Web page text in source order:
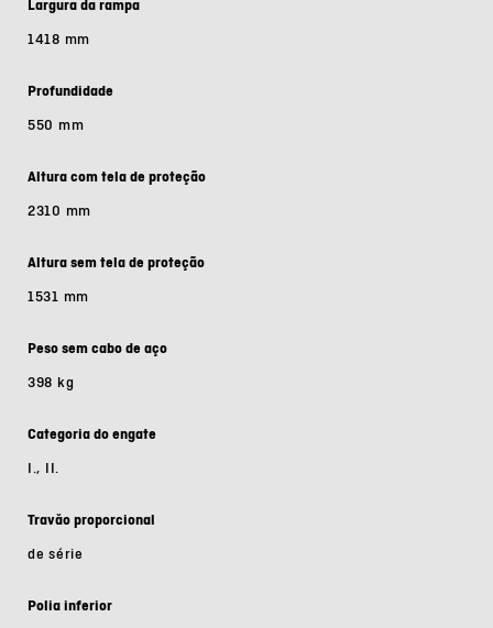
Largura da rampa
1418 mm
Profundidade
550 mm
Altura com tela de proteção
2310 mm
Altura sem tela de proteção
1531 mm
Peso sem cabo de aço
398 kg
Categoria do engate
I., II.
Travăo proporcional
de série
Polia inferior